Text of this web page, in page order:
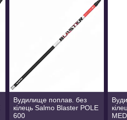
Вудилище поплав. без
кілець Salmo Blaster POLE
600